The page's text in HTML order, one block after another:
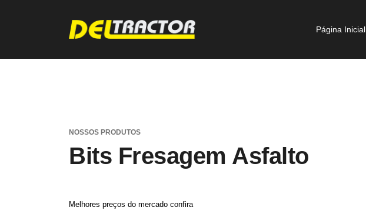
Página Inicial
NOSSOS PRODUTOS
Bits Fresagem Asfalto
Melhores preços do mercado confira